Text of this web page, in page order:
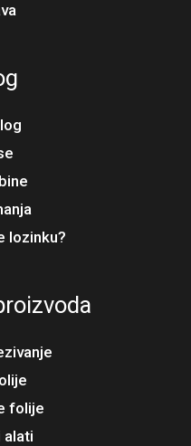
lozinku?
folije
alati